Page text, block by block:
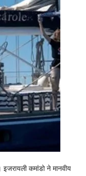
कमांडो ने मानवीय